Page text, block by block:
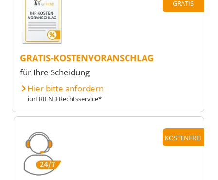
GRATIS
GRATIS-KOSTENVORANSCHLAG
für Ihre Scheidung
Hier bitte anfordern
iurFRIEND Rechtsservice*
KOSTENFREI